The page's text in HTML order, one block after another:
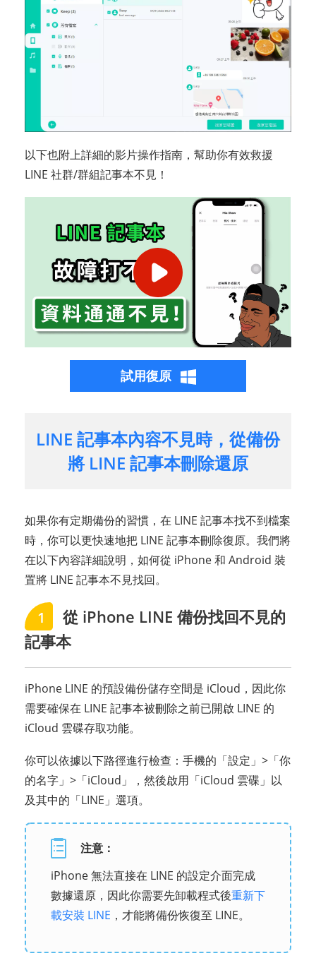
以下也附上詳細的影片操作指南，幫助你有效救援
LINE 社群/群組記事本不見！
試用復原
LINE 記事本內容不見時，從備份
將 LINE 記事本刪除還原
如果你有定期備份的習慣，在 LINE 記事本找不到檔案
時，你可以更快速地把 LINE 記事本刪除復原。我們將
在以下內容詳細說明，如何從 iPhone 和 Android 裝
置將 LINE 記事本不見找回。
1
從 iPhone LINE 備份找回不見的
記事本
iPhone LINE 的預設備份儲存空間是 iCloud，因此你
需要確保在 LINE 記事本被刪除之前已開啟 LINE 的
iCloud 雲碟存取功能。
你可以依據以下路徑進行檢查：手機的「設定」>「你
的名字」>「iCloud」，然後啟用「iCloud 雲碟」以
及其中的「LINE」選項。
注意：
iPhone 無法直接在 LINE 的設定介面完成
數據還原，因此你需要先卸載程式後重新下
載安裝 LINE ，才能將備份恢復至 LINE。